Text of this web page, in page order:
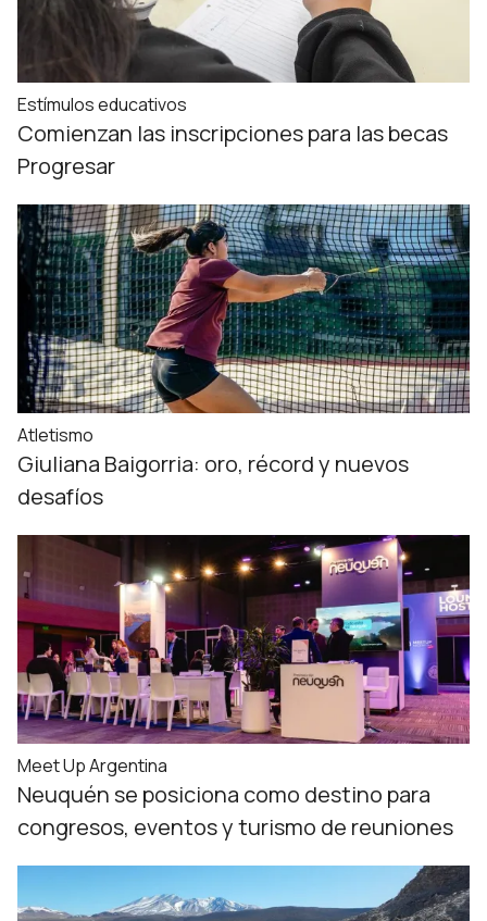
Estímulos educativos
Comienzan las inscripciones para las becas
Progresar
Atletismo
Giuliana Baigorria: oro, récord y nuevos
desafíos
Meet Up Argentina
Neuquén se posiciona como destino para
congresos, eventos y turismo de reuniones